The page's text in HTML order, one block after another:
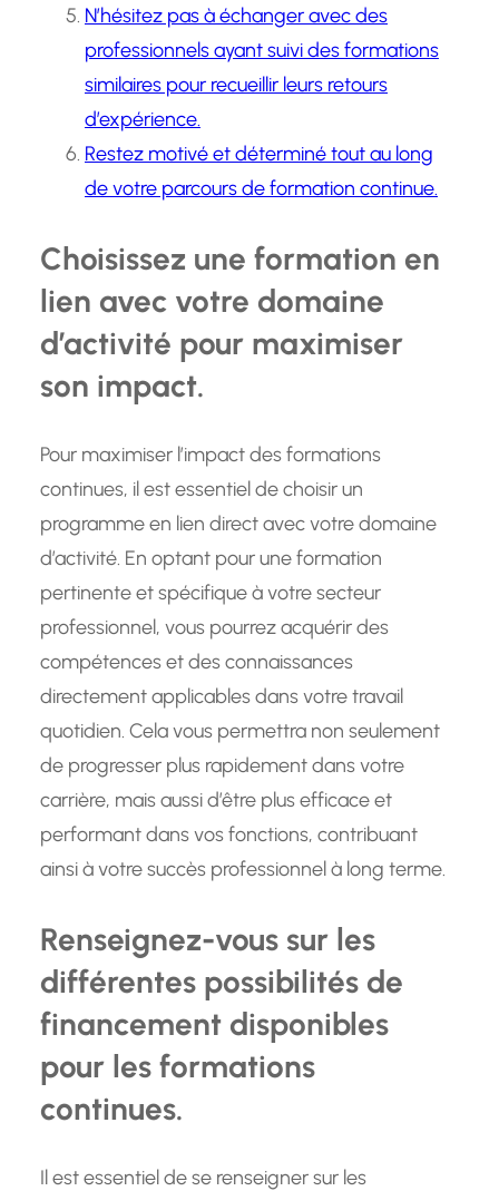
N’hésitez pas à échanger avec des
professionnels ayant suivi des formations
similaires pour recueillir leurs retours
d’expérience.
Restez motivé et déterminé tout au long
de votre parcours de formation continue.
Choisissez une formation en
lien avec votre domaine
d’activité pour maximiser
son impact.
Pour maximiser l’impact des formations
continues, il est essentiel de choisir un
programme en lien direct avec votre domaine
d’activité. En optant pour une formation
pertinente et spécifique à votre secteur
professionnel, vous pourrez acquérir des
compétences et des connaissances
directement applicables dans votre travail
quotidien. Cela vous permettra non seulement
de progresser plus rapidement dans votre
carrière, mais aussi d’être plus efficace et
performant dans vos fonctions, contribuant
ainsi à votre succès professionnel à long terme.
Renseignez-vous sur les
différentes possibilités de
financement disponibles
pour les formations
continues.
Il est essentiel de se renseigner sur les